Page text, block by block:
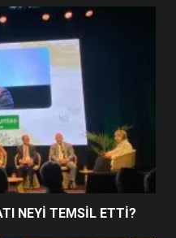
ATAMA:
NE
GURURU TÜRKİYE
BAŞARDI?
NEYİ TEMSİL ETTİ?